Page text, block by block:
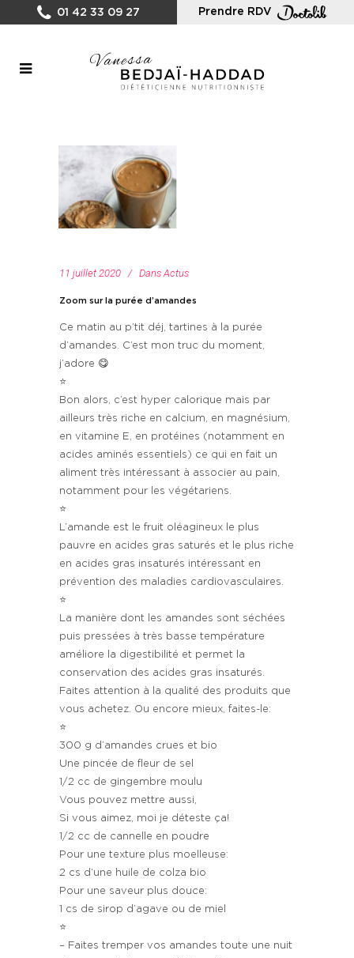
01 42 33 09 27 Prendre RDV
11 juillet 2020 Dans Actus
Zoom sur la purée d’amandes
Ce matin au p’tit déj, tartines à la purée
d’amandes. C’est mon truc du moment,
j’adore 😋
⭐️
Bon alors, c’est hyper calorique mais par
ailleurs très riche en calcium, en magnésium,
en vitamine E, en protéines (notamment en
acides aminés essentiels) ce qui en fait un
aliment très intéressant à associer au pain,
notamment pour les végétariens.
⭐️
L’amande est le fruit oléagineux le plus
pauvre en acides gras saturés et le plus riche
en acides gras insaturés intéressant en
prévention des maladies cardiovasculaires.
⭐️
La manière dont les amandes sont séchées
puis pressées à très basse température
améliore la digestibilité et permet la
conservation des acides gras insaturés.
Faites attention à la qualité des produits que
vous achetez. Ou encore mieux, faites-le:
⭐️
300 g d’amandes crues et bio
Une pincée de fleur de sel
1/2 cc de gingembre moulu
Vous pouvez mettre aussi,
Si vous aimez, moi je déteste ça!
1/2 cc de cannelle en poudre
Pour une texture plus moelleuse:
2 cs d’une huile de colza bio
Pour une saveur plus douce:
1 cs de sirop d’agave ou de miel
⭐️
– Faites tremper vos amandes toute une nuit